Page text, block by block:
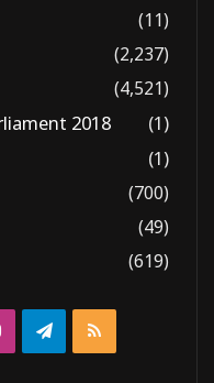
(11)
(2,237)
(4,521)
2018
(1)
(1)
(700)
(49)
(619)
InstagramTelegram
RSS